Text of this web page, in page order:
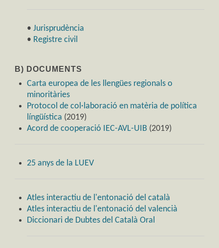
• Jurisprudència
• Registre civil
B) DOCUMENTS
Carta europea de les llengües regionals o
minoritàries
Protocol de col·laboració en matèria de política
língüística (2019)
Acord de cooperació IEC-AVL-UIB (2019)
25 anys de la LUEV
Atles interactiu de l'entonació del català
Atles interactiu de l'entonació del valencià
Diccionari de Dubtes del Català Oral